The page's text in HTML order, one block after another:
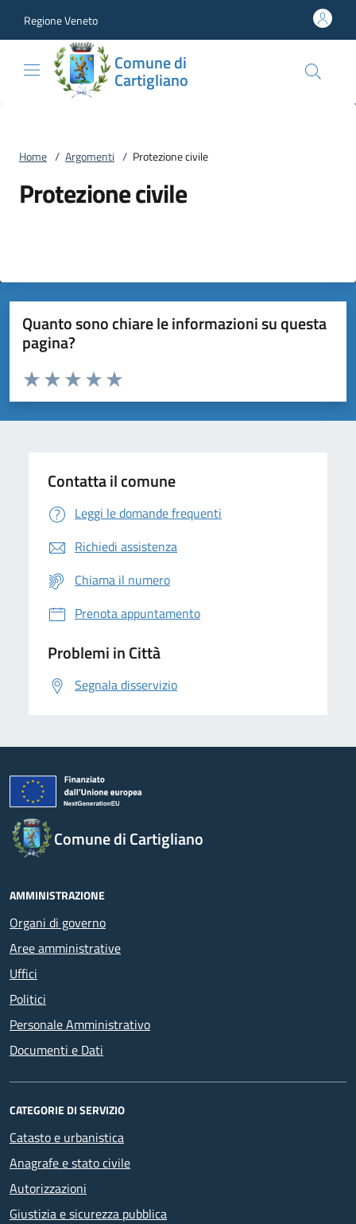
Regione Veneto
Comune di
Cartigliano
Home / Argomenti / Protezione civile
Protezione civile
Quanto sono chiare le informazioni su questa
pagina?
Domanda
Valuta da 1 a 5 stelle la pagina
Valuta 5 stelle su 5
Valuta 4 stelle su 5
Valuta 3 stelle su 5
Valuta 2 stelle su 5
Valuta 1 stelle su 5
Contatta il comune
Leggi le domande frequenti
Richiedi assistenza
Chiama il numero
Prenota appuntamento
Problemi in Città
Segnala disservizio
Comune di Cartigliano
AMMINISTRAZIONE
Organi di governo
Aree amministrative
Uffici
Politici
Personale Amministrativo
Documenti e Dati
CATEGORIE DI SERVIZIO
Catasto e urbanistica
Anagrafe e stato civile
Autorizzazioni
Giustizia e sicurezza pubblica